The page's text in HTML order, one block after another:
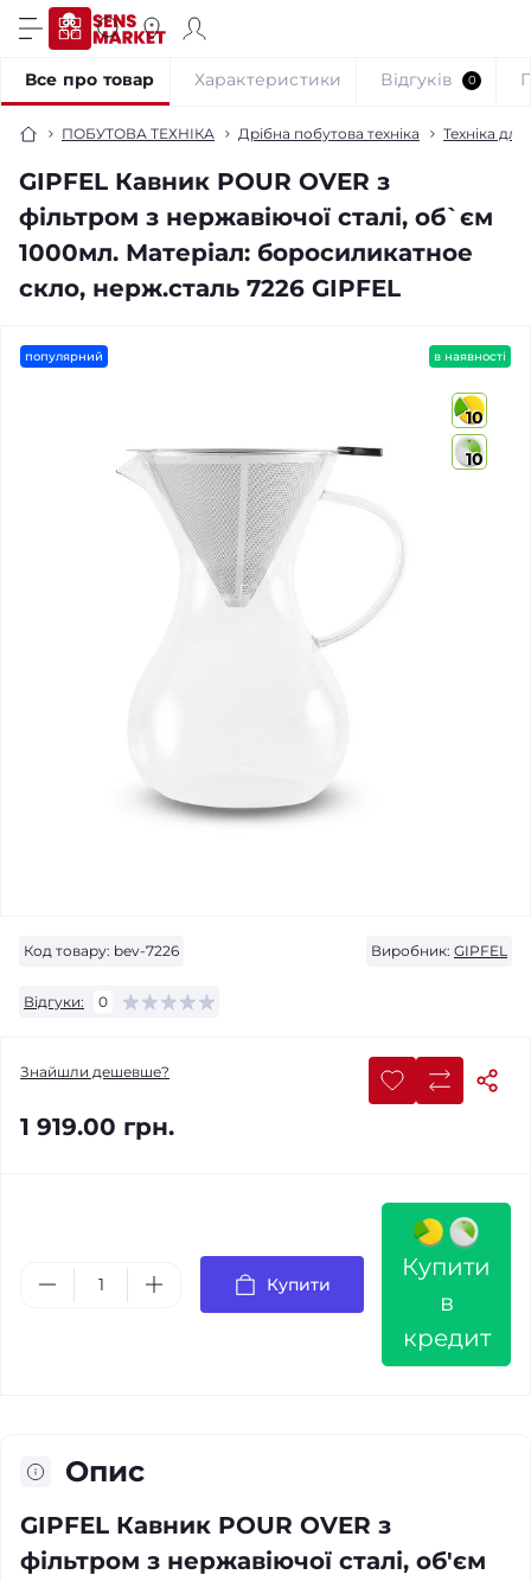
ПОБУТОВА ТЕХНІКА Дрібна побутова техніка Техніка для
GIPFEL Кавник POUR OVER з
фільтром з нержавіючої сталі, об`єм
1000мл. Матеріал: боросиликатное
скло, нерж.сталь 7226 GIPFEL
Все про товар Характеристики Відгуків 0
популярний в наявності
10
10
Код товару: bev-7226 Виробник: GIPFEL
Відгуки: 0
Знайшли дешевше?
1 919.00 грн.
Купити
Купити
в
кредит
Опис
GIPFEL Кавник POUR OVER з
фільтром з нержавіючої сталі, об'єм